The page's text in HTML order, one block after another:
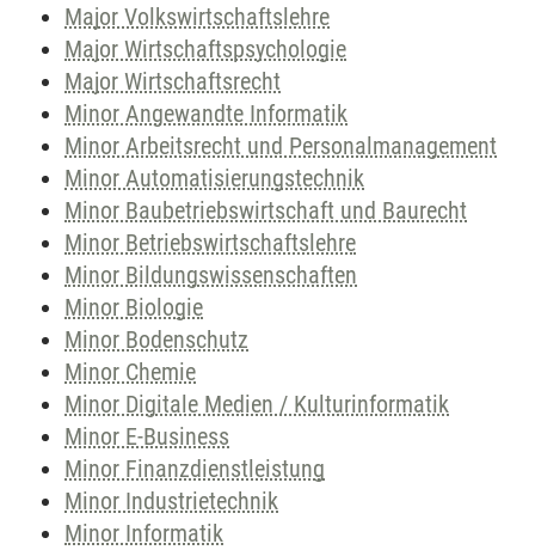
Major Volkswirtschaftslehre
Major Wirtschaftspsychologie
Major Wirtschaftsrecht
Minor Angewandte Informatik
Minor Arbeitsrecht und Personalmanagement
Minor Automatisierungstechnik
Minor Baubetriebswirtschaft und Baurecht
Minor Betriebswirtschaftslehre
Minor Bildungswissenschaften
Minor Biologie
Minor Bodenschutz
Minor Chemie
Minor Digitale Medien / Kulturinformatik
Minor E-Business
Minor Finanzdienstleistung
Minor Industrietechnik
Minor Informatik